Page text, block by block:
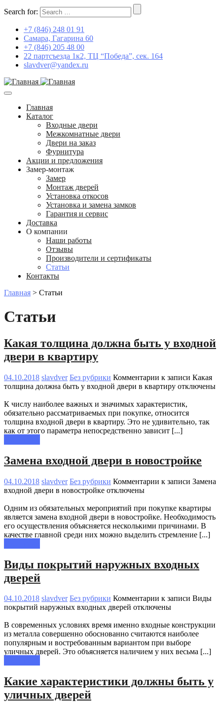
Search for:
+7 (846) 248 01 91
Самара, Гагарина 60
+7 (846) 205 48 00
22 партсъезда 1к2, ТЦ “Победа”, сек. 164
slavdver@yandex.ru
Главная
Каталог
Входные двери
Межкомнатные двери
Двери на заказ
Фурнитура
Акции и предложения
Замер-монтаж
Замер
Монтаж дверей
Установка откосов
Установка и замена замков
Гарантия и сервис
Доставка
О компании
Наши работы
Отзывы
Производители и сертификаты
Статьи
Контакты
Главная > Статьи
Статьи
Какая толщина должна быть у входной
двери в квартиру
04.10.2018 slavdver Без рубрики Комментарии к записи Какая
толщина должна быть у входной двери в квартиру отключены
К числу наиболее важных и значимых характеристик,
обязательно рассматриваемых при покупке, относится
толщина входной двери в квартиру. Это не удивительно, так
как от этого параметра непосредственно зависит [...]
Замена входной двери в новостройке
04.10.2018 slavdver Без рубрики Комментарии к записи Замена
входной двери в новостройке отключены
Одним из обязательных мероприятий при покупке квартиры
является замена входной двери в новостройке. Необходимость
его осуществления объясняется несколькими причинами. В
качестве главной среди них можно выделить стремление [...]
Виды покрытий наружных входных
дверей
04.10.2018 slavdver Без рубрики Комментарии к записи Виды
покрытий наружных входных дверей отключены
В современных условиях время именно входные конструкции
из металла совершенно обоснованно считаются наиболее
популярным и востребованным вариантом при выборе
уличных дверей. Это объясняется наличием у них весьма [...]
Какие характеристики должны быть у
уличных дверей